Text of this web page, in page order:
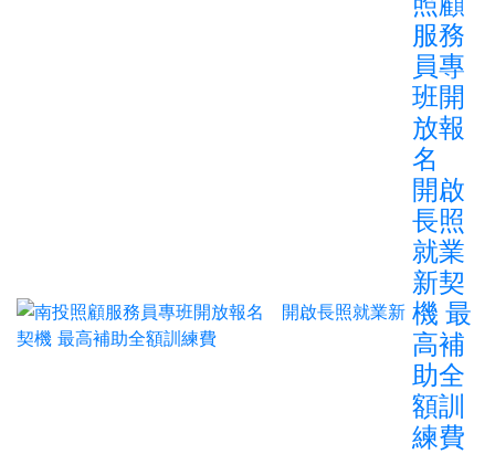
服務
員專
班開
放報
名
開啟
長照
就業
新契
機 最
高補
助全
額訓
練費